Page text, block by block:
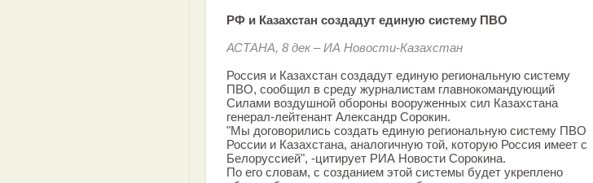
РФ и Казахстан создадут единую систему ПВО
АСТАНА, 8 дек – ИА Новости-Казахстан
Россия и Казахстан создадут единую региональную систему
ПВО, сообщил в среду журналистам главнокомандующий
Силами воздушной обороны вооруженных сил Казахстана
генерал-лейтенант Александр Сорокин.
"Мы договорились создать единую региональную систему ПВО
России и Казахстана, аналогичную той, которую Россия имеет с
Белоруссией", -цитирует РИА Новости Сорокина.
По его словам, с созданием этой системы будет укреплено